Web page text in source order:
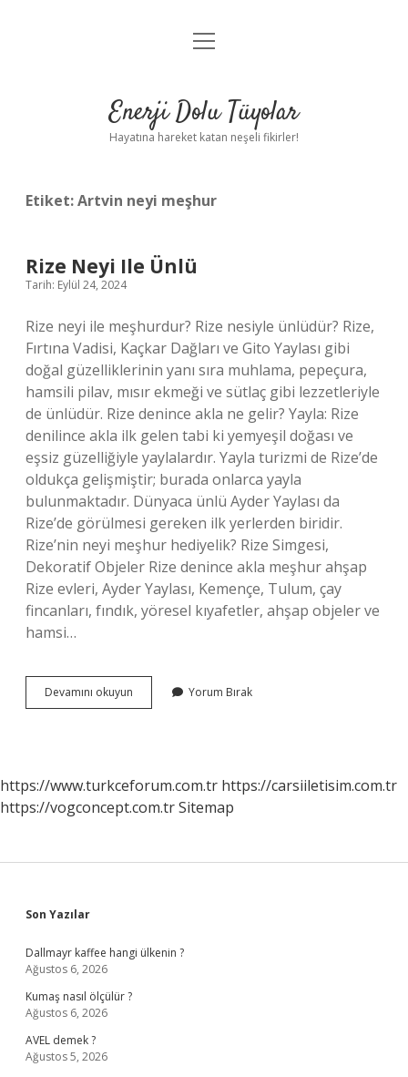
Anasayfa
Yasal Uyarı
menüyü
Enerji Dolu Tüyolar
Hayatına hareket katan neşeli fikirler!
Etiket:Artvin neyi meşhur
Rize Neyi Ile Ünlü
Tarih: Eylül 24, 2024
Rize neyi ile meşhurdur? Rize nesiyle ünlüdür? Rize,
Fırtına Vadisi, Kaçkar Dağları ve Gito Yaylası gibi
doğal güzelliklerinin yanı sıra muhlama, pepeçura,
hamsili pilav, mısır ekmeği ve sütlaç gibi lezzetleriyle
de ünlüdür. Rize denince akla ne gelir? Yayla: Rize
denilince akla ilk gelen tabi ki yemyeşil doğası ve
eşsiz güzelliğiyle yaylalardır. Yayla turizmi de Rize’de
oldukça gelişmiştir; burada onlarca yayla
bulunmaktadır. Dünyaca ünlü Ayder Yaylası da
Rize’de görülmesi gereken ilk yerlerden biridir.
Rize’nin neyi meşhur hediyelik? Rize Simgesi,
Dekoratif Objeler Rize denince akla meşhur ahşap
Rize evleri, Ayder Yaylası, Kemençe, Tulum, çay
fincanları, fındık, yöresel kıyafetler, ahşap objeler ve
hamsi…
Devamını okuyun
Neyi
Yorum Bırak
https://www.turkceforum.com.tr https://carsiiletisim.com.tr
https://vogconcept.com.trSitemap
Sidebar
Son Yazılar
Dallmayr kaffee hangi ülkenin ?
Ağustos 6, 2026
Kumaş nasıl ölçülür ?
Ağustos 6, 2026
AVEL demek ?
Ağustos 5, 2026